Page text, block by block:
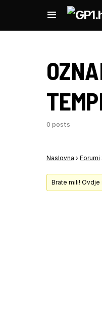
0 posts
Naslovna › Forumi
Brate mili! Ovdje